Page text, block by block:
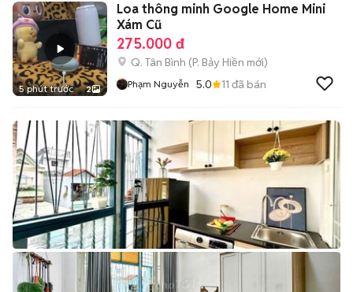
5 phút trước 2
Loa thông minh Google Home Mini
Xám Cũ
275.000 đ
Q. Tân Bình (P. Bảy Hiền mới)
Phạm Nguyễn 5.0 11 đã bán